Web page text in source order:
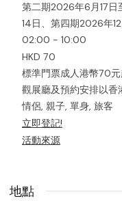
第二期2026年6月17日
14日、第四期2026年
02:00 - 10:00
HKD 70
標準門票成人港幣70
觀展廳及預約安排以香
情侶, 親子, 單身, 旅客
立即登記!
活動來源
地點